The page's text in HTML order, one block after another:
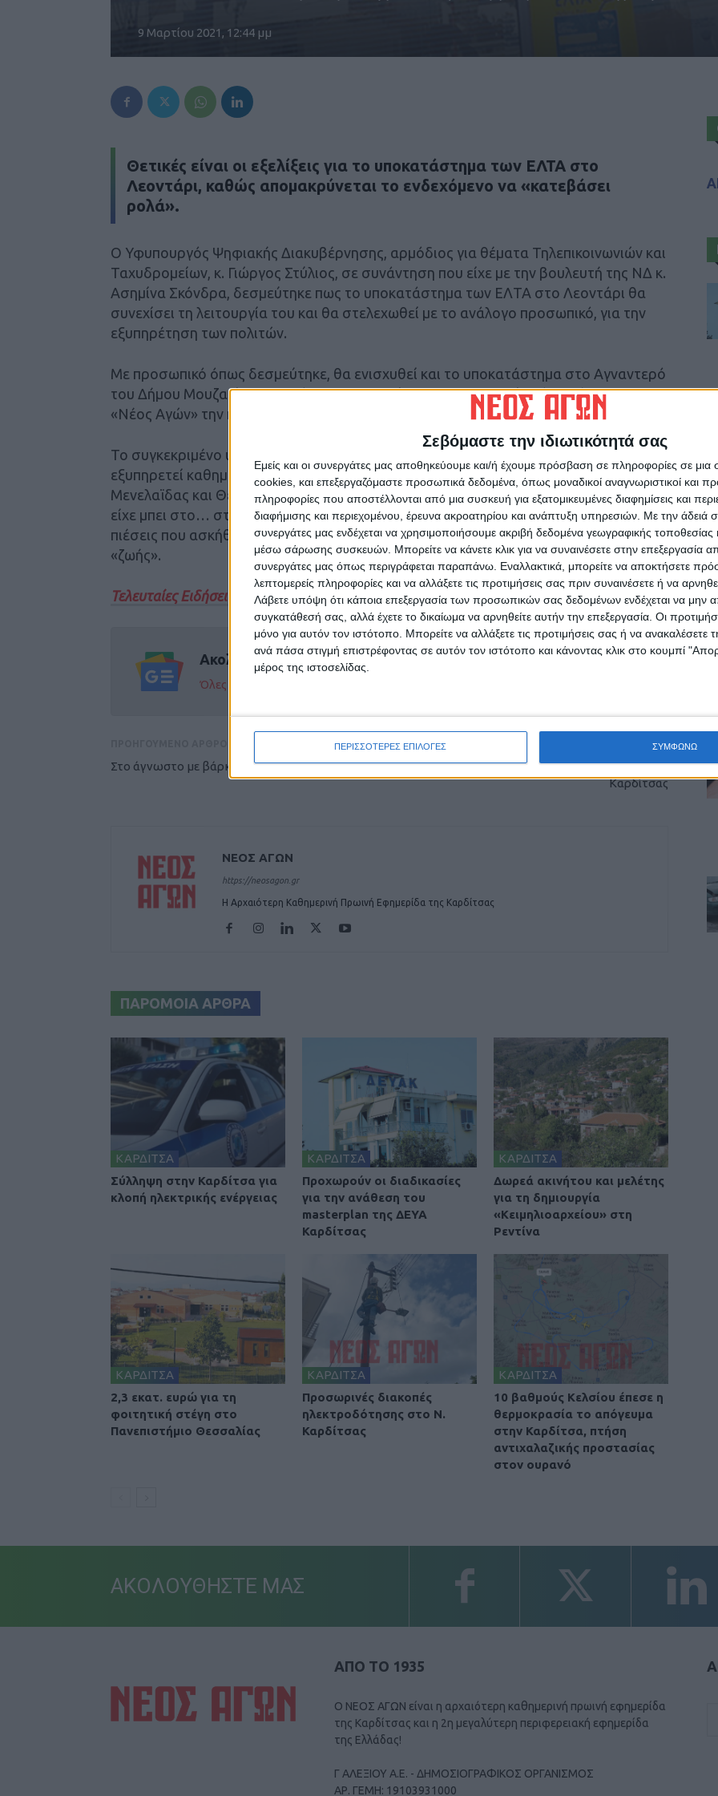
Σεβόμαστε την ιδιωτικότητά σας
Εμείς και οι συνεργάτες μας αποθηκεύουμε και/ή έχουμε πρόσβαση σε πληροφορίες σε
cookies, και επεξεργαζόμαστε προσωπικά δεδομένα, όπως μοναδικοί αναγνωριστικοί και
πληροφορίες που αποστέλλονται από μια συσκευή για εξατομικευμένες διαφημίσεις και
διαφήμισης και περιεχομένου, έρευνα ακροατηρίου και ανάπτυξη υπηρεσιών. Με την άδειά
συνεργάτες μας ενδέχεται να χρησιμοποιήσουμε ακριβή δεδομένα γεωγραφικής τοποθεσίας
μέσω σάρωσης συσκευών. Μπορείτε να κάνετε κλικ για να συναινέσετε στην επεξεργασία
συνεργάτες μας όπως περιγράφεται παραπάνω. Εναλλακτικά, μπορείτε να αποκτήσετε
λεπτομερείς πληροφορίες και να αλλάξετε τις προτιμήσεις σας πριν συναινέσετε ή να
Λάβετε υπόψη ότι κάποια επεξεργασία των προσωπικών σας δεδομένων ενδέχεται να μην
συγκατάθεσή σας, αλλά έχετε το δικαίωμα να αρνηθείτε αυτήν την επεξεργασία. Οι
μόνο για αυτόν τον ιστότοπο. Μπορείτε να αλλάξετε τις προτιμήσεις σας ή να ανακαλέσετε
ανά πάσα στιγμή επιστρέφοντας σε αυτόν τον ιστότοπο και κάνοντας κλικ στο κουμπί
μέρος της ιστοσελίδας.
ΠΕΡΙΣΣΟΤΕΡΕΣ ΕΠΙΛΟΓΕΣ ΣΥΜΦΩΝΩ
9 Μαρτίου 2021, 12:44 μμ
Θετικές είναι οι εξελίξεις για το υποκατάστημα των ΕΛΤΑ στο
Λεοντάρι, καθώς απομακρύνεται το ενδεχόμενο να «κατεβάσει
ρολά».
Ο Υφυπουργός Ψηφιακής Διακυβέρνησης, αρμόδιος για θέματα Τηλεπικοινωνιών και
Ταχυδρομείων, κ. Γιώργος Στύλιος, σε συνάντηση που είχε με την βουλευτή της ΝΔ κ.
Ασημίνα Σκόνδρα, δεσμεύτηκε πως το υποκατάστημα των ΕΛΤΑ στο Λεοντάρι θα
συνεχίσει τη λειτουργία του και θα στελεχωθεί με το ανάλογο προσωπικό, για την
εξυπηρέτηση των πολιτών.
Με προσωπικό όπως δεσμεύτηκε, θα ενισχυθεί και το υποκατάστημα στο Αγναντερό
του Δήμου Μουζακίου. Στις τάξεις των κατοίκων του Λεονταρίου όπως έγραψε ο
«Νέος Αγών» την περασμένη εβδομάδα η ανησυχία ήταν διάχυτη.
Το συγκεκριμένο υποκατάστημα μετρά 90 χρόνια απρόσκοπτης λειτουργίας και
εξυπηρετεί καθημερινά τους κατοίκους 12 χωριών των πρώην Δήμων Ταμασίου,
Μενελαϊδας και Θεσσαλιώτιδας. Αξίζει να σημειωθεί πως το κατάστημα των ΕΛΤΑ
είχε μπει στο… στόχαστρο για λουκέτο το 2013 και το 2019, ωστόσο ύστερα από
πιέσεις που ασκήθηκαν προς την κεντρική διοίκηση, κατάφερε και πήρε παράταση
«ζωής».
Τελευταίες Ειδήσεις Σήμερα
Ακολούθησε την εφημερίδα ΝΕΟΣ ΑΓΩΝ στο Google News!
Όλες οι εξελίξεις στην περιοχή της Καρδίτσας και ευρύτερα της Θεσσαλίας
Στο άγνωστο με βάρκα την ελπίδα...
ΕΠΟΜΕΝΟ ΑΡΘΡΟ
Συνεχίζει τις δράσεις ο Κυνηγετικός Σύλλογος
Καρδίτσας
ΝΕΟΣ ΑΓΩΝ
https://neosagon.gr
Η Αρχαιότερη Καθημερινή Πρωινή Εφημερίδα της Καρδίτσας
ΠΑΡΟΜΟΙΑ ΑΡΘΡΑ
ΚΑΡΔΙΤΣΑ
Σύλληψη στην Καρδίτσα για
κλοπή ηλεκτρικής ενέργειας
ΚΑΡΔΙΤΣΑ
Προχωρούν οι διαδικασίες
για την ανάθεση του
masterplan της ΔΕΥΑ
Καρδίτσας
ΚΑΡΔΙΤΣΑ
Δωρεά ακινήτου και μελέτης
για τη δημιουργία
«Κειμηλιοαρχείου» στη
Ρεντίνα
ΚΑΡΔΙΤΣΑ
2,3 εκατ. ευρώ για τη
φοιτητική στέγη στο
Πανεπιστήμιο Θεσσαλίας
ΚΑΡΔΙΤΣΑ
Προσωρινές διακοπές
ηλεκτροδότησης στο Ν.
Καρδίτσας
ΚΑΡΔΙΤΣΑ
10 βαθμούς Κελσίου έπεσε η
θερμοκρασία το απόγευμα
στην Καρδίτσα, πτήση
αντιχαλαζικής προστασίας
στον ουρανό
ΑΚΟΛΟΥΘΗΣΤΕ ΜΑΣ
ΑΠΟ ΤΟ 1935
Ο ΝΕΟΣ ΑΓΩΝ είναι η αρχαιότερη καθημερινή πρωινή εφημερίδα
της Καρδίτσας και η 2η μεγαλύτερη περιφερειακή εφημερίδα
της Ελλάδας!
Γ ΑΛΕΞΙΟΥ Α.Ε. - ΔΗΜΟΣΙΟΓΡΑΦΙΚΟΣ ΟΡΓΑΝΙΣΜΟΣ
ΑΡ. ΓΕΜΗ: 19103931000